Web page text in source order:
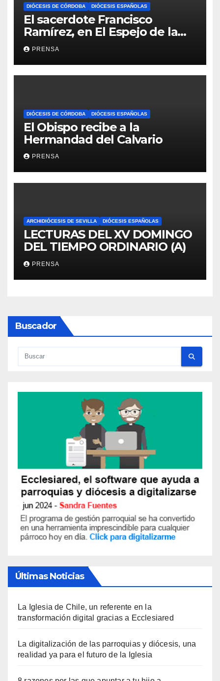
DIÓCESIS DE CÓRDOBA DIÓCESIS ESPAÑOLAS
El sacerdote Francisco
Ramírez, en El Espejo de la
Iglesia
PRENSA
DIÓCESIS DE CÓRDOBA DIÓCESIS ESPAÑOLAS
El Obispo recibe a la
Hermandad del Calvario
PRENSA
ARCHIDIÓCESIS DE SEVILLA DIÓCESIS ESPAÑOLAS
LECTURAS DEL XV DOMINGO
DEL TIEMPO ORDINARIO (A)
PRENSA
Buscador
Últimas Noticias
La Iglesia de Chile, un referente en la
transformación digital gracias a Ecclesiared
La digitalización de las parroquias y diócesis, una
realidad ya para el futuro de la Iglesia